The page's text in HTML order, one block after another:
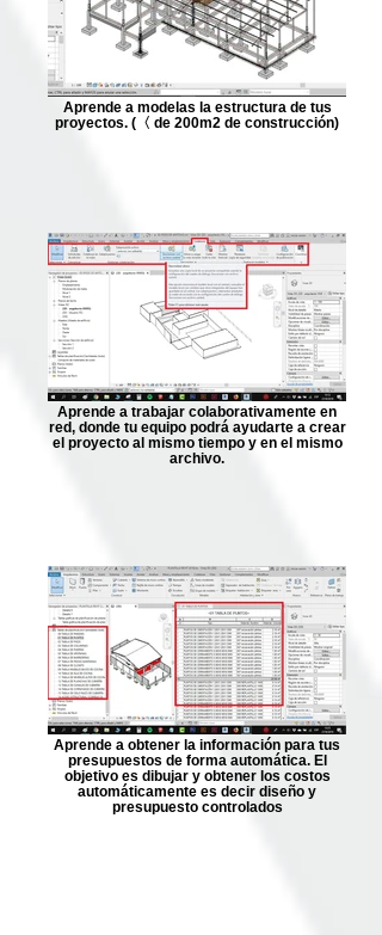
Aprende a modelas la estructura de tus
proyectos. (〈 de 200m2 de construcción)
Aprende a trabajar colaborativamente en
red, donde tu equipo podrá ayudarte a crear
el proyecto al mismo tiempo y en el mismo
archivo.
Aprende a obtener la información para tus
presupuestos de forma automática. El
objetivo es dibujar y obtener los costos
automáticamente es decir diseño y
presupuesto controlados